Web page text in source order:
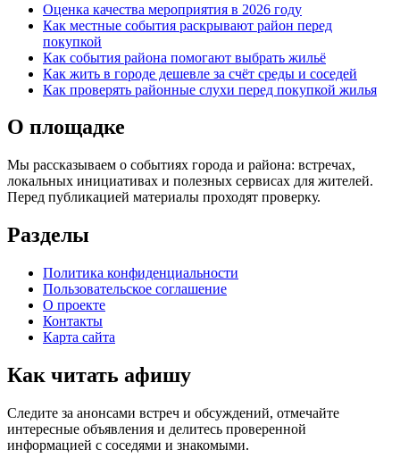
Оценка качества мероприятия в 2026 году
Как местные события раскрывают район перед
покупкой
Как события района помогают выбрать жильё
Как жить в городе дешевле за счёт среды и соседей
Как проверять районные слухи перед покупкой жилья
О площадке
Мы рассказываем о событиях города и района: встречах,
локальных инициативах и полезных сервисах для жителей.
Перед публикацией материалы проходят проверку.
Разделы
Политика конфиденциальности
Пользовательское соглашение
О проекте
Контакты
Карта сайта
Как читать афишу
Следите за анонсами встреч и обсуждений, отмечайте
интересные объявления и делитесь проверенной
информацией с соседями и знакомыми.